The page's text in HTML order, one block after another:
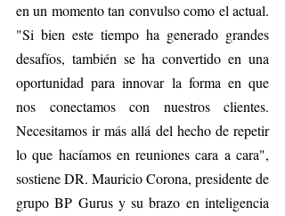
en un momento tan convulso como el actual.
"Si bien este tiempo ha generado grandes
desafíos, también se ha convertido en una
oportunidad para innovar la forma en que
nos conectamos con nuestros clientes.
Necesitamos ir más allá del hecho de repetir
lo que hacíamos en reuniones cara a cara",
sostiene DR. Mauricio Corona, presidente de
grupo BP Gurus y su brazo en inteligencia